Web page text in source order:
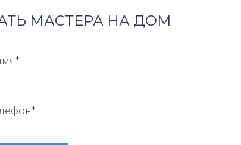
МАСТЕРА НА ДОМ